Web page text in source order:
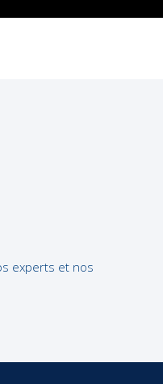
experts et nos